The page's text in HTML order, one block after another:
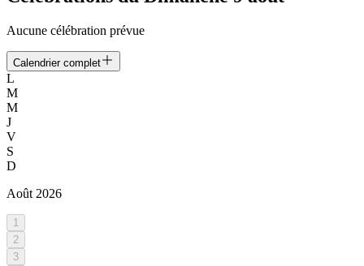
Aucune célébration prévue
Calendrier complet
L
M
M
J
V
S
D
Août 2026
1
2
3